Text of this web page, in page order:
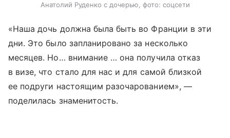
Анатолий Руденко с дочерью, фото: соцсети
«Наша дочь должна была быть во Франции в эти
дни. Это было запланировано за несколько
месяцев. Но… внимание … она получила отказ
в визе, что стало для нас и для самой близкой
ее подруги настоящим разочарованием», —
поделилась знаменитость.